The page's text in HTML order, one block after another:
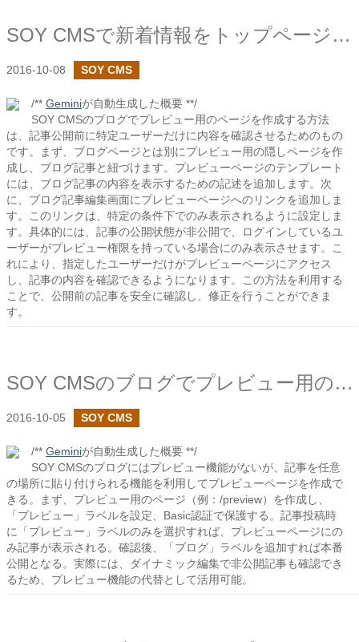
SOY CMSで新着情報をトップページに表示してみる
2016-10-08 SOY CMS
/** Geminiが自動生成した概要 **/
SOY CMSのブログでプレビュー用のページを作成する方法
は、記事公開前に特定ユーザーだけに内容を確認させるためのもの
です。まず、ブログページとは別にプレビュー用の隠しページを作
成し、ブログ記事と紐づけます。プレビューページのテンプレート
には、ブログ記事の内容を表示するための記述を追加します。次
に、ブログ記事編集画面にプレビューページへのリンクを追加しま
す。このリンクは、特定の条件下でのみ表示されるように設定しま
す。具体的には、記事の公開状態が非公開で、ログインしているユ
ーザーがプレビュー権限を持っている場合にのみ表示させます。こ
れにより、指定したユーザーだけがプレビューページにアクセス
し、記事の内容を確認できるようになります。この方法を利用する
ことで、公開前の記事を安全に確認し、修正を行うことができま
す。
SOY CMSのブログでプレビュー用のページを作成してみる
2016-10-05 SOY CMS
/** Geminiが自動生成した概要 **/
SOY CMSのブログにはプレビュー機能がないが、記事を任意
の場所に貼り付けられる機能を利用してプレビューページを作成で
きる。まず、プレビュー用のページ（例：/preview）を作成し、
「プレビュー」ラベルを設定、Basic認証で保護する。記事投稿時
に「プレビュー」ラベルのみを選択すれば、プレビューページにの
み記事が表示される。確認後、「ブログ」ラベルを追加すれば本番
公開となる。実際には、ダイナミック編集で非公開記事も確認でき
るため、プレビュー機能の代替として活用可能。